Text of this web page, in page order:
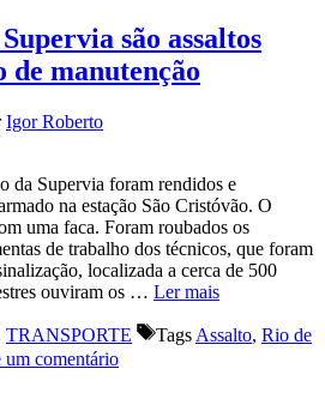
são assaltos
manutenção
Igor Roberto
da Supervia foram rendidos e
na estação São Cristóvão. O
uma faca. Foram roubados os
de trabalho dos técnicos, que foram
localizada a cerca de 500
ouviram os … Ler mais
TRANSPORTE Tags Assalto, Rio de
um comentário